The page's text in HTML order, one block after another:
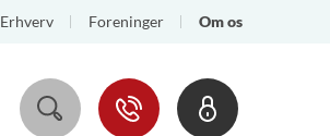
Erhverv Foreninger Om os
Regnskaber/rapporter